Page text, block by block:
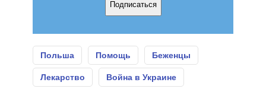
Подписаться
Польша Помощь Беженцы
Лекарство Война в Украине